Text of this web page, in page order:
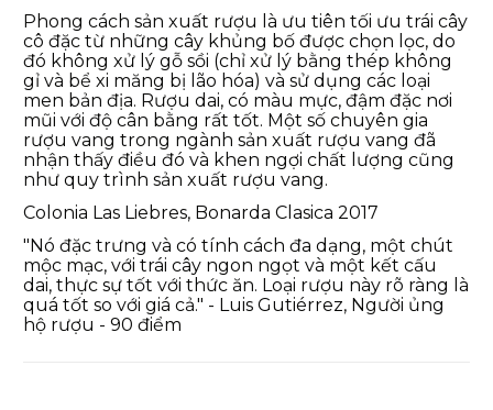
Phong cách sản xuất rượu là ưu tiên tối ưu trái cây
cô đặc từ những cây khủng bố được chọn lọc, do
đó không xử lý gỗ sồi (chỉ xử lý bằng thép không
gỉ và bể xi măng bị lão hóa) và sử dụng các loại
men bản địa. Rượu dai, có màu mực, đậm đặc nơi
mũi với độ cân bằng rất tốt. Một số chuyên gia
rượu vang trong ngành sản xuất rượu vang đã
nhận thấy điều đó và khen ngợi chất lượng cũng
như quy trình sản xuất rượu vang.
Colonia Las Liebres, Bonarda Clasica 2017
"Nó đặc trưng và có tính cách đa dạng, một chút
mộc mạc, với trái cây ngon ngọt và một kết cấu
dai, thực sự tốt với thức ăn. Loại rượu này rõ ràng là
quá tốt so với giá cả." - Luis Gutiérrez, Người ủng
hộ rượu - 90 điểm